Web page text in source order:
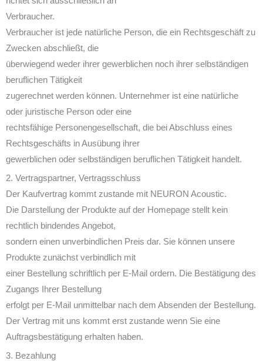
Verbraucher.
Verbraucher ist jede natürliche Person, die ein Rechtsgeschäft zu
Zwecken abschließt, die
überwiegend weder ihrer gewerblichen noch ihrer selbständigen
beruflichen Tätigkeit
zugerechnet werden können. Unternehmer ist eine natürliche
oder juristische Person oder eine
rechtsfähige Personengesellschaft, die bei Abschluss eines
Rechtsgeschäfts in Ausübung ihrer
gewerblichen oder selbständigen beruflichen Tätigkeit handelt.
2. Vertragspartner, Vertragsschluss
Der Kaufvertrag kommt zustande mit NEURON Acoustic.
Die Darstellung der Produkte auf der Homepage stellt kein
rechtlich bindendes Angebot,
sondern einen unverbindlichen Preis dar. Sie können unsere
Produkte zunächst verbindlich mit
einer Bestellung schriftlich per E-Mail ordern. Die Bestätigung des
Zugangs Ihrer Bestellung
erfolgt per E-Mail unmittelbar nach dem Absenden der Bestellung.
Der Vertrag mit uns kommt erst zustande wenn Sie eine
Auftragsbestätigung erhalten haben.
3. Bezahlung